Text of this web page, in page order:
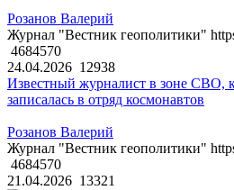
Розанов Валерий
Журнал "Вестник геополитики"
4684570
24.04.2026 12938
Известный журналист в зоне СВО,
записалась в отряд космонавтов
Розанов Валерий
Журнал "Вестник геополитики"
4684570
21.04.2026 13321